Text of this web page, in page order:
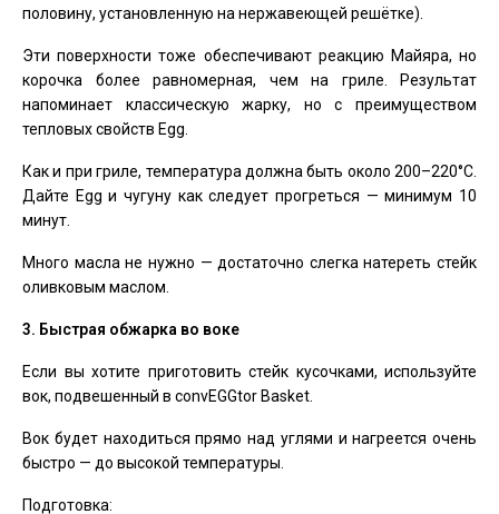
половину, установленную на нержавеющей решётке).
Эти поверхности тоже обеспечивают реакцию Майяра, но
корочка более равномерная, чем на гриле. Результат
напоминает классическую жарку, но с преимуществом
тепловых свойств Egg.
Как и при гриле, температура должна быть около 200–220°C.
Дайте Egg и чугуну как следует прогреться — минимум 10
минут.
Много масла не нужно — достаточно слегка натереть стейк
оливковым маслом.
3. Быстрая обжарка во воке
Если вы хотите приготовить стейк кусочками, используйте
вок, подвешенный в convEGGtor Basket.
Вок будет находиться прямо над углями и нагреется очень
быстро — до высокой температуры.
Подготовка: